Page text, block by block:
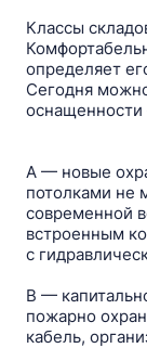
Классы
определяет
Сегодня
оснащенности
A — новые
потолками не
современной
встроенным
с
B —
пожарно
кабель,